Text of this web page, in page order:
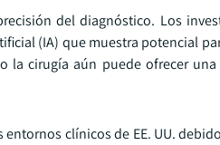
del diagnóstico. Los
(IA) que muestra potencial
la cirugía aún puede ofrecer
clínicos de EE. UU.